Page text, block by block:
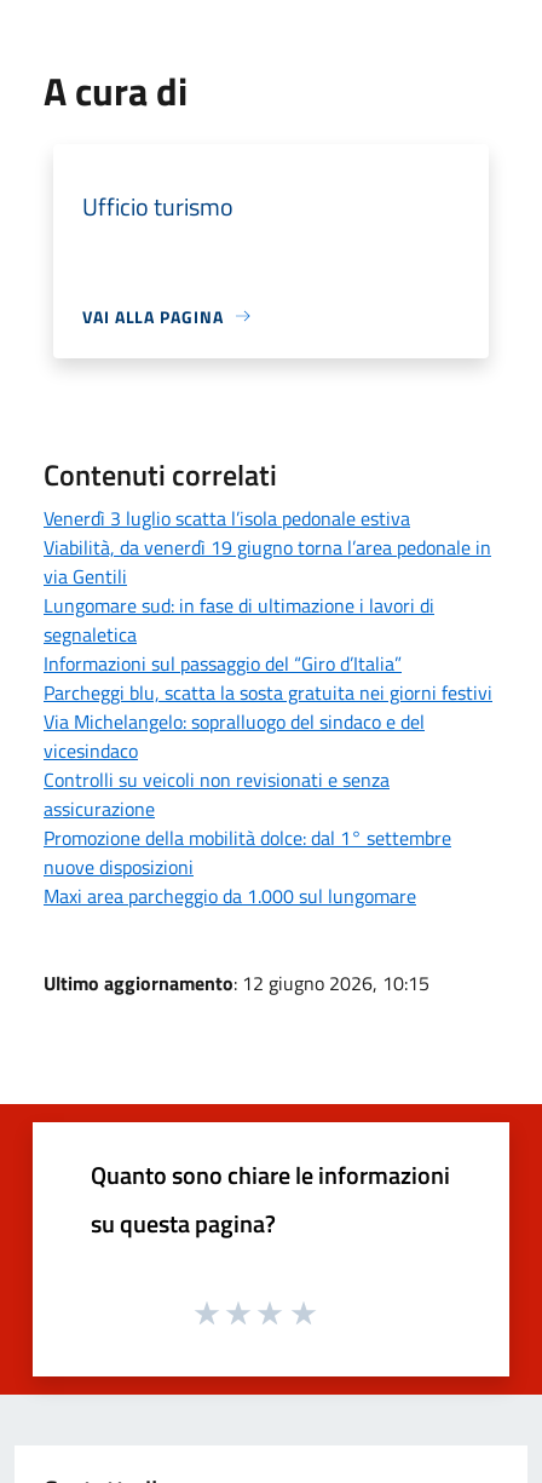
A cura di
Ufficio turismo
VAI ALLA PAGINA
Contenuti correlati
Venerdì 3 luglio scatta l’isola pedonale estiva
Viabilità, da venerdì 19 giugno torna l’area pedonale in
via Gentili
Lungomare sud: in fase di ultimazione i lavori di
segnaletica
Informazioni sul passaggio del “Giro d’Italia”
Parcheggi blu, scatta la sosta gratuita nei giorni festivi
Via Michelangelo: sopralluogo del sindaco e del
vicesindaco
Controlli su veicoli non revisionati e senza
assicurazione
Promozione della mobilità dolce: dal 1° settembre
nuove disposizioni
Maxi area parcheggio da 1.000 sul lungomare
Ultimo aggiornamento: 12 giugno 2026, 10:15
Quanto sono chiare le informazioni
su questa pagina?